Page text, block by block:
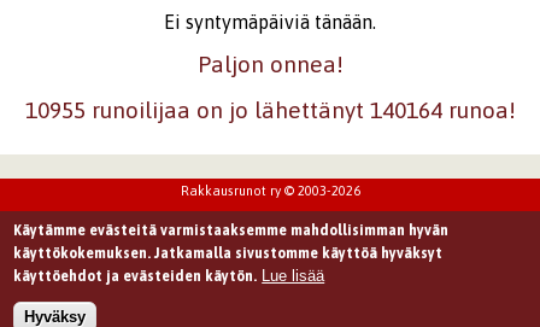
Ei syntymäpäiviä tänään.
Paljon onnea!
10955 runoilijaa on jo lähettänyt 140164 runoa!
Rakkausrunot ry © 2003-2026
Käytämme evästeitä varmistaaksemme mahdollisimman hyvän
käyttökokemuksen. Jatkamalla sivustomme käyttöä hyväksyt
käyttöehdot ja evästeiden käytön. Lue lisää
Hyväksy